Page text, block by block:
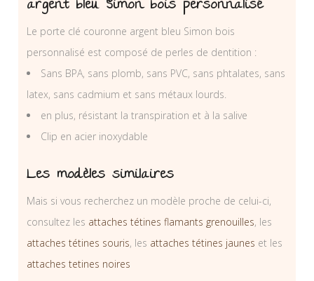
argent bleu Simon bois personnalisé
Le porte clé couronne argent bleu Simon bois
personnalisé est composé de perles de dentition :
Sans BPA, sans plomb, sans PVC, sans phtalates, sans
latex, sans cadmium et sans métaux lourds.
en plus, résistant la transpiration et à la salive
Clip en acier inoxydable
Les modèles similaires
Mais si vous recherchez un modèle proche de celui-ci,
consultez les attaches tétines flamants grenouilles, les
attaches tétines souris, les attaches tétines jaunes et les
attaches tetines noires